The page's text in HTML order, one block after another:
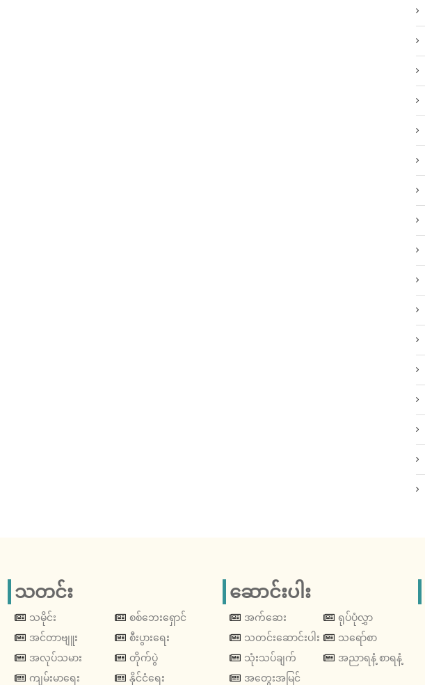
သတင်း
သမိုင်း
အင်တာဗျူး
အလုပ်သမား
ကျမ်းမာရေး
စစ်ဘေးရှောင်
စီးပွားရေး
တိုက်ပွဲ
နိုင်ငံရေး
ဆောင်းပါး
အက်ဆေး
သတင်းဆောင်းပါး
သုံးသပ်ချက်
အတွေးအမြင်
ရုပ်ပုံလွှာ
သရော်စာ
အညာရနံ့ စာရနံ့